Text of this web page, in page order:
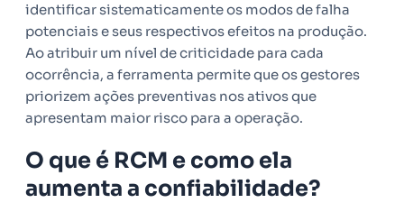
identificar sistematicamente os modos de falha
potenciais e seus respectivos efeitos na produção.
Ao atribuir um nível de criticidade para cada
ocorrência, a ferramenta permite que os gestores
priorizem ações preventivas nos ativos que
apresentam maior risco para a operação.
O que é RCM e como ela
aumenta a confiabilidade?